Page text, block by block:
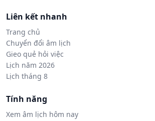
Liên kết nhanh
Trang chủ
Chuyển đổi âm lịch
Gieo quẻ hỏi việc
Lịch năm 2026
Lịch tháng 8
Tính năng
Xem âm lịch hôm nay